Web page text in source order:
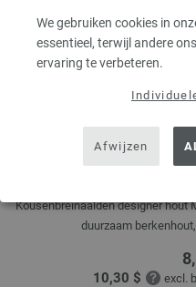
We gebruiken cookies in
essentieel, terwijl andere
ervaring te verbeteren.
Afwijzen
Kousenbreinaalden
Kousenbreinaalden designer hout
duurzaam
10,30 $ excl.